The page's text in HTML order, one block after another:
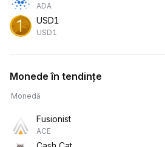
ADA
USD1
USD1
Monede în tendințe
Monedă
Fusionist
ACE